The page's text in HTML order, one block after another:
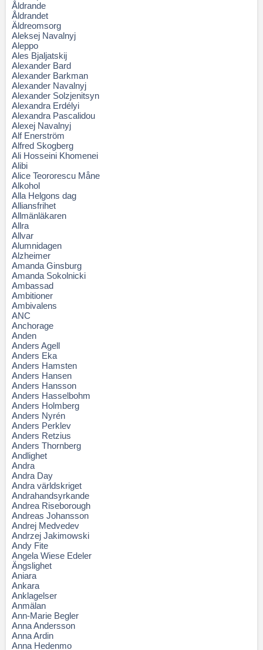
Åldrande
Åldrandet
Äldreomsorg
Aleksej Navalnyj
Aleppo
Ales Bjaljatskij
Alexander Bard
Alexander Barkman
Alexander Navalnyj
Alexander Solzjenitsyn
Alexandra Erdélyi
Alexandra Pascalidou
Alexej Navalnyj
Alf Enerström
Alfred Skogberg
Ali Hosseini Khomenei
Alibi
Alice Teororescu Måne
Alkohol
Alla Helgons dag
Alliansfrihet
Allmänläkaren
Allra
Allvar
Alumnidagen
Alzheimer
Amanda Ginsburg
Amanda Sokolnicki
Ambassad
Ambitioner
Ambivalens
ANC
Anchorage
Anden
Anders Agell
Anders Eka
Anders Hamsten
Anders Hansen
Anders Hansson
Anders Hasselbohm
Anders Holmberg
Anders Nyrén
Anders Perklev
Anders Retzius
Anders Thornberg
Andlighet
Andra
Andra Day
Andra världskriget
Andrahandsyrkande
Andrea Riseborough
Andreas Johansson
Andrej Medvedev
Andrzej Jakimowski
Andy Fite
Angela Wiese Edeler
Ängslighet
Aniara
Ankara
Anklagelser
Anmälan
Ann-Marie Begler
Anna Andersson
Anna Ardin
Anna Hedenmo